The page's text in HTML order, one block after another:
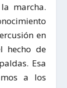
marcha.
en
hecho de
Esa
a los